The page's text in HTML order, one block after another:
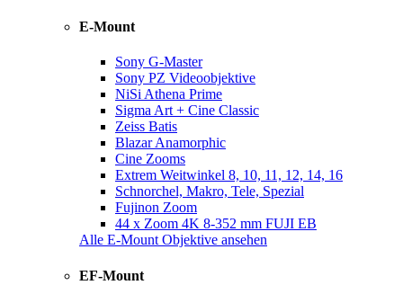
E-Mount
Sony G-Master
Sony PZ Videoobjektive
NiSi Athena Prime
Sigma Art + Cine Classic
Zeiss Batis
Blazar Anamorphic
Cine Zooms
Extrem Weitwinkel 8, 10, 11, 12, 14, 16
Schnorchel, Makro, Tele, Spezial
Fujinon Zoom
44 x Zoom 4K 8-352 mm FUJI EB
Alle E-Mount Objektive ansehen
EF-Mount